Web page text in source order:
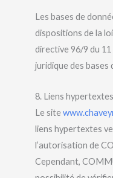
Les bases de
dispositions de la
directive 96/9 du
juridique des bases
8. Liens
Le site
liens hypertextes
l’autorisation de
Cependant,